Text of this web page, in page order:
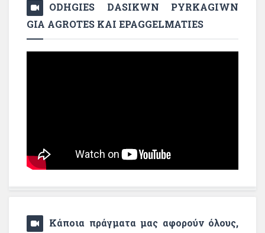
ODHGIES DASIKWN PYRKAGIWN
GIA AGROTES KAI EPAGGELMATIES
Κάποια πράγματα μας αφορούν όλους,